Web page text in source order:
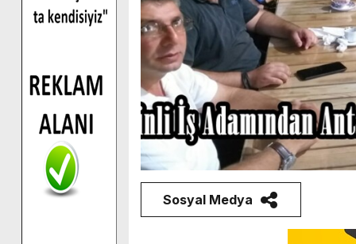
Sosyal Medya